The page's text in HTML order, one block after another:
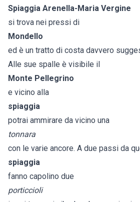
Spiaggia Arenella-Maria Vergine
si trova nei pressi di
Mondello
ed è un tratto di costa davvero
Alle sue spalle è visibile il
Monte Pellegrino
e vicino alla
spiaggia
potrai ammirare da vicino una
tonnara
con le varie ancore. A due passi da
spiaggia
fanno capolino due
porticcioli